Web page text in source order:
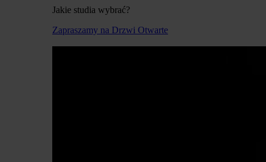
Jakie studia wybrać?
Zapraszamy na Drzwi Otwarte